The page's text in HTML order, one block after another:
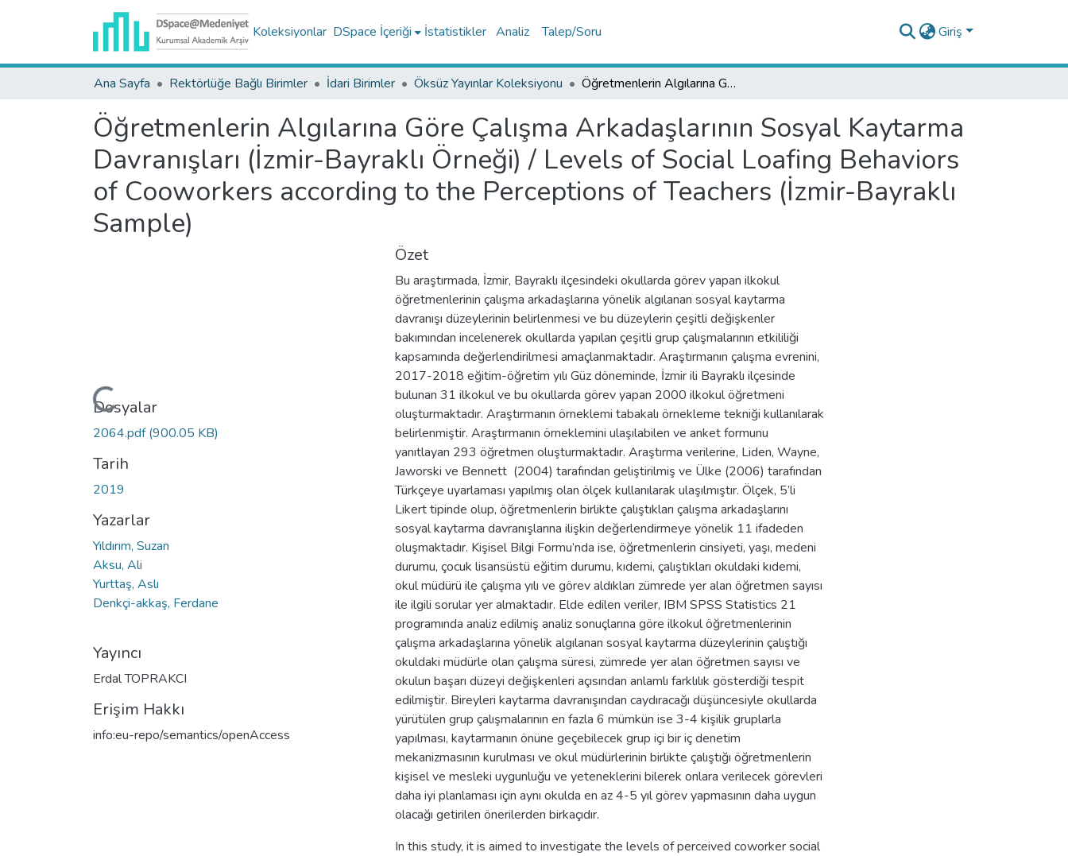
Koleksiyonlar DSpace İçeriği İstatistikler Analiz Talep/Soru Giriş
Ana Sayfa Rektörlüğe Bağlı Birimler İdari Birimler Öksüz Yayınlar Koleksiyonu Öğretmenlerin Algılarına Göre Çalışma Arkadaşlarının Sosyal Kaytarma Davranışları (İzmir-Bayraklı Örneği) / Levels of Social Loafing Behaviors of Cooworkers according to the Perceptions of Teachers (İzmir-Bayraklı Sample)
Öğretmenlerin Algılarına Göre Çalışma Arkadaşlarının Sosyal Kaytarma
Davranışları (İzmir-Bayraklı Örneği) / Levels of Social Loafing Behaviors
of Cooworkers according to the Perceptions of Teachers (İzmir-Bayraklı
Sample)
Yükleniyor...
Dosyalar
2064.pdf(900.05 KB)
Tarih
2019
Yazarlar
Yıldırım, Suzan
Aksu, Ali
Yurttaş, Aslı
Denkçi-akkaş, Ferdane
Yayıncı
Erdal TOPRAKCI
Erişim Hakkı
info:eu-repo/semantics/openAccess
Özet
Bu araştırmada, İzmir, Bayraklı ilçesindeki okullarda görev yapan ilkokul
öğretmenlerinin çalışma arkadaşlarına yönelik algılanan sosyal kaytarma
davranışı düzeylerinin belirlenmesi ve bu düzeylerin çeşitli değişkenler
bakımından incelenerek okullarda yapılan çeşitli grup çalışmalarının etkililiği
kapsamında değerlendirilmesi amaçlanmaktadır. Araştırmanın çalışma evrenini,
2017-2018 eğitim-öğretim yılı Güz döneminde, İzmir ili Bayraklı ilçesinde
bulunan 31 ilkokul ve bu okullarda görev yapan 2000 ilkokul öğretmeni
oluşturmaktadır. Araştırmanın örneklemi tabakalı örnekleme tekniği kullanılarak
belirlenmiştir. Araştırmanın örneklemini ulaşılabilen ve anket formunu
yanıtlayan 293 öğretmen oluşturmaktadır. Araştırma verilerine, Liden, Wayne,
Jaworski ve Bennett (2004) tarafından geliştirilmiş ve Ülke (2006) tarafından
Türkçeye uyarlaması yapılmış olan ölçek kullanılarak ulaşılmıştır. Ölçek, 5’li
Likert tipinde olup, öğretmenlerin birlikte çalıştıkları çalışma arkadaşlarını
sosyal kaytarma davranışlarına ilişkin değerlendirmeye yönelik 11 ifadeden
oluşmaktadır. Kişisel Bilgi Formu’nda ise, öğretmenlerin cinsiyeti, yaşı, medeni
durumu, çocuk lisansüstü eğitim durumu, kıdemi, çalıştıkları okuldaki kıdemi,
okul müdürü ile çalışma yılı ve görev aldıkları zümrede yer alan öğretmen sayısı
ile ilgili sorular yer almaktadır. Elde edilen veriler, IBM SPSS Statistics 21
programında analiz edilmiş analiz sonuçlarına göre ilkokul öğretmenlerinin
çalışma arkadaşlarına yönelik algılanan sosyal kaytarma düzeylerinin çalıştığı
okuldaki müdürle olan çalışma süresi, zümrede yer alan öğretmen sayısı ve
okulun başarı düzeyi değişkenleri açısından anlamlı farklılık gösterdiği tespit
edilmiştir. Bireyleri kaytarma davranışından caydıracağı düşüncesiyle okullarda
yürütülen grup çalışmalarının en fazla 6 mümkün ise 3-4 kişilik gruplarla
yapılması, kaytarmanın önüne geçebilecek grup içi bir iç denetim
mekanizmasının kurulması ve okul müdürlerinin birlikte çalıştığı öğretmenlerin
kişisel ve mesleki uygunluğu ve yeteneklerini bilerek onlara verilecek görevleri
daha iyi planlaması için aynı okulda en az 4-5 yıl görev yapmasının daha uygun
olacağı getirilen önerilerden birkaçıdır.
In this study, it is aimed to investigate the levels of perceived coworker social